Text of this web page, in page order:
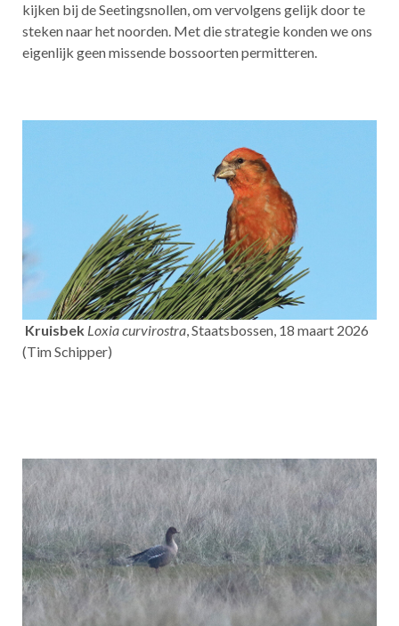
kijken bij de Seetingsnollen, om vervolgens gelijk door te
steken naar het noorden. Met die strategie konden we ons
eigenlijk geen missende bossoorten permitteren.
Kruisbek Loxia curvirostra, Staatsbossen, 18 maart 2026
(Tim Schipper)